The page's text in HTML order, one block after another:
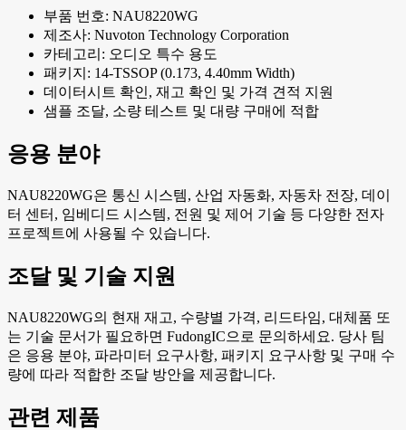
부품 번호: NAU8220WG
제조사: Nuvoton Technology Corporation
카테고리: 오디오 특수 용도
패키지: 14-TSSOP (0.173, 4.40mm Width)
데이터시트 확인, 재고 확인 및 가격 견적 지원
샘플 조달, 소량 테스트 및 대량 구매에 적합
응용 분야
NAU8220WG은 통신 시스템, 산업 자동화, 자동차 전장, 데이
터 센터, 임베디드 시스템, 전원 및 제어 기술 등 다양한 전자
프로젝트에 사용될 수 있습니다.
조달 및 기술 지원
NAU8220WG의 현재 재고, 수량별 가격, 리드타임, 대체품 또
는 기술 문서가 필요하면 FudongIC으로 문의하세요. 당사 팀
은 응용 분야, 파라미터 요구사항, 패키지 요구사항 및 구매 수
량에 따라 적합한 조달 방안을 제공합니다.
관련 제품